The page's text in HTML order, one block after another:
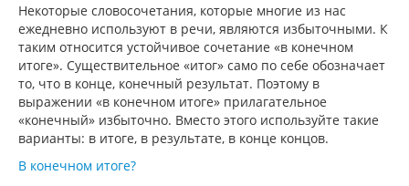
Некоторые словосочетания, которые многие из нас
ежедневно используют в речи, являются избыточными. К
таким относится устойчивое сочетание «в конечном
итоге». Существительное «итог» само по себе обозначает
то, что в конце, конечный результат. Поэтому в
выражении «в конечном итоге» прилагательное
«конечный» избыточно. Вместо этого используйте такие
варианты: в итоге, в результате, в конце концов.
В конечном итоге?